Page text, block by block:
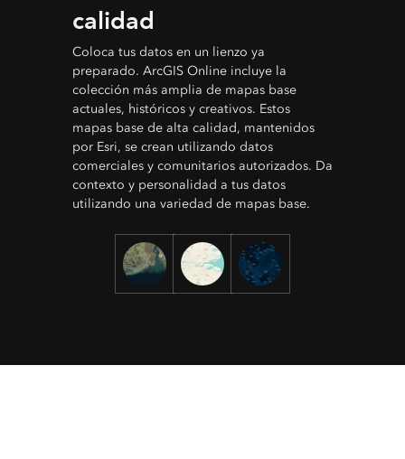
calidad
Coloca tus datos en un lienzo ya
preparado. ArcGIS Online incluye la
colección más amplia de mapas base
actuales, históricos y creativos. Estos
mapas base de alta calidad, mantenidos
por Esri, se crean utilizando datos
comerciales y comunitarios autorizados. Da
contexto y personalidad a tus datos
utilizando una variedad de mapas base.